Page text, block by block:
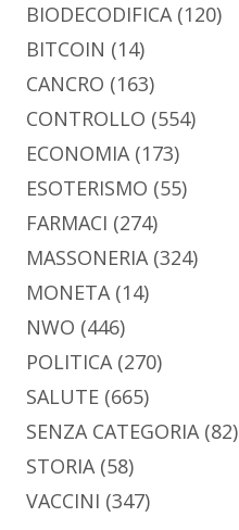
BIODECODIFICA(120)
BITCOIN (14)
CANCRO (163)
CONTROLLO (554)
ECONOMIA(173)
ESOTERISMO (55)
FARMACI (274)
MASSONERIA(324)
MONETA(14)
NWO (446)
POLITICA(270)
SALUTE (665)
SENZA CATEGORIA(82)
STORIA(58)
VACCINI (347)